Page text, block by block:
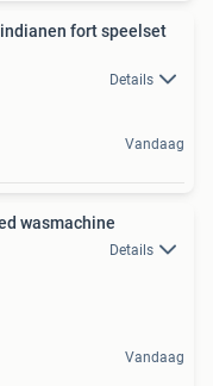
fort speelset
Details
Vandaag
wasmachine
Details
Vandaag